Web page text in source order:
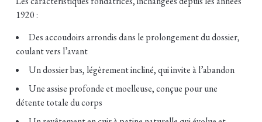
1920 :
Des accoudoirs arrondis dans le prolongement du dossier,
coulant vers l’avant
Un dossier bas, légèrement incliné, qui invite à l’abandon
Une assise profonde et moelleuse, conçue pour une
détente totale du corps